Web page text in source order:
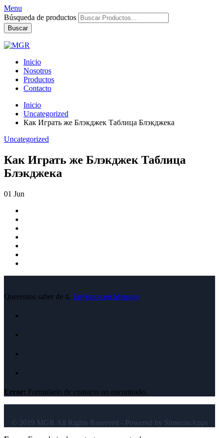
Menu
Búsqueda de productos
Buscar
Inicio
Nosotros
Productos
Contacto
Inicio
Uncategorized
Как Играть же Блэкджек Таблица Блэкджека
Uncategorized
Как Играть же Блэкджек Таблица
Блэкджека
01 Jun
Queremos saber de tí, Envíanos un Mensaje
Error: Formulario de contacto no encontrado.
© 2019 MGR All Rights Reserved - Powered by SimeconApps